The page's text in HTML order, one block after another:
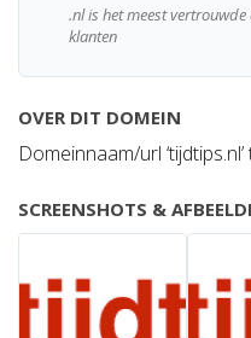
.nl is het meest
klanten
OVER DIT DOMEIN
Domeinnaam/url
SCREENSHOTS &